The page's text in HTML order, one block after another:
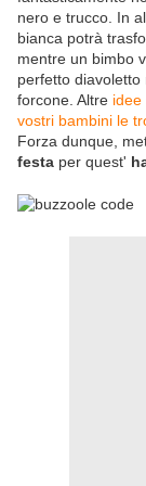
nero e trucco. In
bianca potrà
mentre un bimbo
perfetto
forcone. Altre idee
vostri bambini le
Forza dunque,
festa per quest'